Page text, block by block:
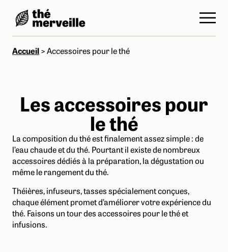
Accueil>Accessoires pour le thé
Les accessoires pour
le thé
La composition du thé est finalement assez simple : de
l’eau chaude et du thé. Pourtant il existe de nombreux
accessoires dédiés à la préparation, la dégustation ou
même le rangement du thé.
Théières, infuseurs, tasses spécialement conçues,
chaque élément promet d’améliorer votre expérience du
thé. Faisons un tour des accessoires pour le thé et
infusions.